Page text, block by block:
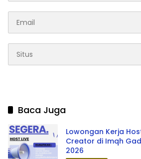
Baca Juga
Lowongan Kerja
Creator di Imqh
2026